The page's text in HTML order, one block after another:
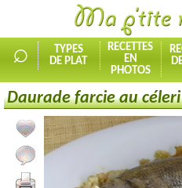
⌕
TYPES
DE PLAT
RECETTES
EN
PHOTOS
Daurade farcie au céleri
Ajouter la recette à mes
Commenter, noter la recette
Imprimer la recette